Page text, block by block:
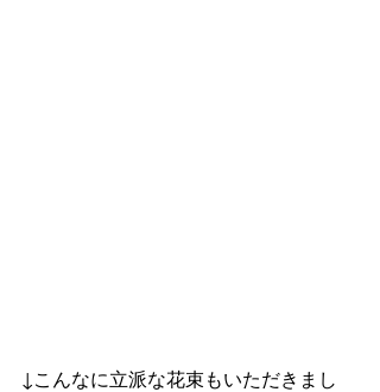
↓こんなに立派な花束もいただきまし